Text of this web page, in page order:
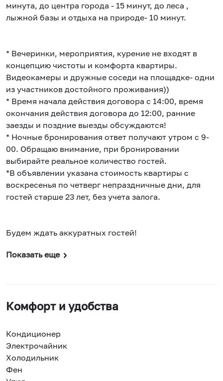
минута, до центра города - 15 минут, до леса ,
лыжной базы и отдыха на природе- 10 минут.
* Вечеринки, мероприятия, курение не входят в
концепцию чистоты и комфорта квартиры.
Видеокамеры и дружные соседи на площадке- одни
из участников достойного проживания))
* Время начала действия договора с 14:00, время
окончания действия договора до 12:00, ранние
заезды и поздние выезды обсуждаются!
* Ночные бронирования ответ получают утром с 9-
00. Обращаю внимание, при бронировании
выбирайте реальное количество гостей.
*В объявлении указана стоимость квартиры с
воскресенья по четверг непраздничные дни, для
гостей старше 23 лет, без учета залога.
Будем ждать аккуратных гостей!
Показать еще
Комфорт и удобства
Кондиционер
Электрочайник
Холодильник
Фен